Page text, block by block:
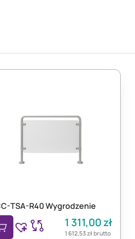
TSA-R40 Wygrodzenie
1 311,00 zł
1 612,53złbrutto